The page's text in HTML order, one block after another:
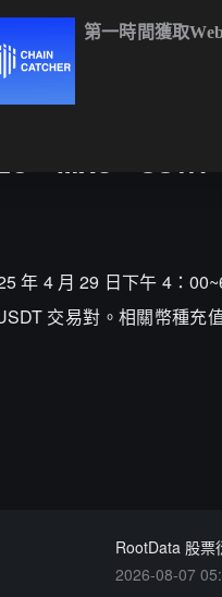
、MXC、
年 4 月 29 日下午 4：
交易對。相關幣種
RootData 股票
2026-08-07
第一時間獲取